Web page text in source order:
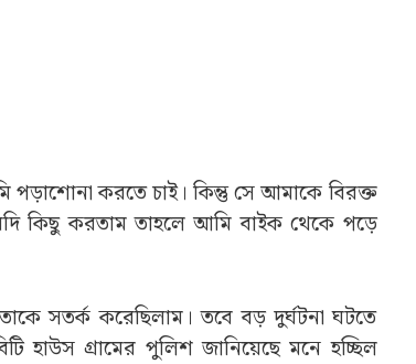
করতে চাই। কিন্তু সে আমাকে বিরক্ত
কিছু করতাম তাহলে আমি বাইক থেকে পড়ে
সতর্ক করেছিলাম। তবে বড় দুর্ঘটনা ঘটতে
হাউস গ্রামের পুলিশ জানিয়েছে মনে হচ্ছিল